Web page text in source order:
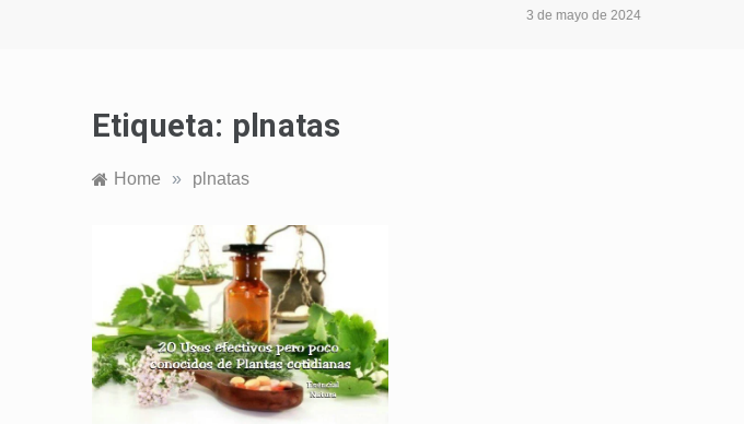
3 de mayo de 2024
Etiqueta: plnatas
Home » plnatas